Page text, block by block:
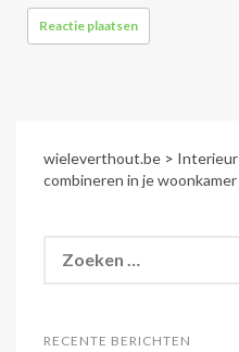
wieleverthout.be > Interieur
combineren in je woonkamer
naar:
RECENTE BERICHTEN